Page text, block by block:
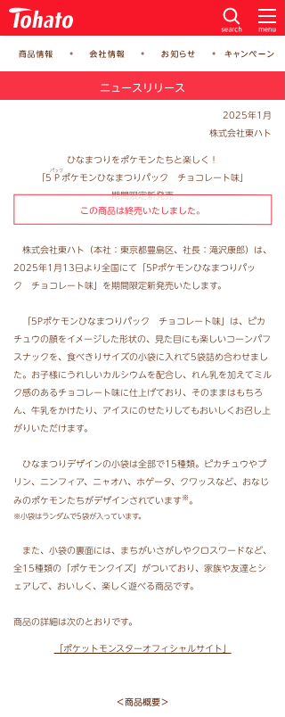
ニュースリリース
2025年1月
株式会社東ハト
ひなまつりをポケモンたちと楽しく！
「5 P
パック
ポケモンひなまつりパック チョコレート味」
期間限定新発売
この商品は終売いたしました。
株式会社東ハト（本社：東京都豊島区、社長：滝沢康郎）は、
2025年1月13日より全国にて「5Pポケモンひなまつりパッ
ク チョコレート味」を期間限定新発売いたします。
「5Pポケモンひなまつりパック チョコレート味」は、ピカ
チュウの顔をイメージした形状の、見た目にも楽しいコーンパフ
スナックを、食べきりサイズの小袋に入れて5袋詰め合わせまし
た。お子様にうれしいカルシウムを配合し、れん乳を加えてミル
ク感のあるチョコレート味に仕上げており、そのままはもちろ
ん、牛乳をかけたり、アイスにのせたりしてもおいしくお召し上
がりいただけます。
ひなまつりデザインの小袋は全部で15種類。ピカチュウやプ
リン、ニンフィア、ニャオハ、ホゲータ、クワッスなど、おなじ
みのポケモンたちがデザインされています※。
※小袋はランダムで5袋が入っています。
また、小袋の裏面には、まちがいさがしやクロスワードなど、
全15種類の「ポケモンクイズ」がついており、家族や友達とシ
ェアして、おいしく、楽しく遊べる商品です。
商品の詳細は次のとおりです。
「ポケットモンスターオフィシャルサイト」
＜商品概要＞